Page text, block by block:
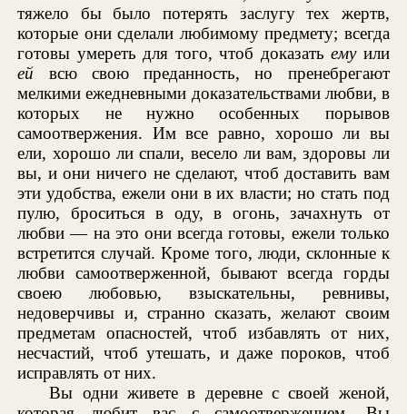
тяжело бы было потерять заслугу тех жертв,
которые они сделали любимому предмету; всегда
готовы умереть для того, чтоб доказатьемуили
ей всю свою преданность, но пренебрегают
мелкими ежедневными доказательствами любви, в
которых не нужно особенных порывов
самоотвержения. Им все равно, хорошо ли вы
ели, хорошо ли спали, весело ли вам, здоровы ли
вы, и они ничего не сделают, чтоб доставить вам
эти удобства, ежели они в их власти; но стать под
пулю, броситься в оду, в огонь, зачахнуть от
любви — на это они всегда готовы, ежели только
встретится случай. Кроме того, люди, склонные к
любви самоотверженной, бывают всегда горды
своею любовью, взыскательны, ревнивы,
недоверчивы и, странно сказать, желают своим
предметам опасностей, чтоб избавлять от них,
несчастий, чтоб утешать, и даже пороков, чтоб
исправлять от них.
Вы одни живете в деревне с своей женой,